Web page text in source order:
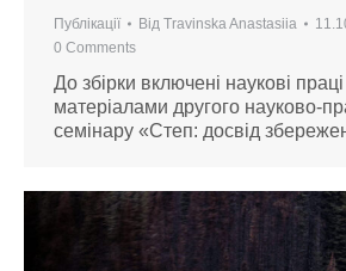
Публікації Від Travinska Anastasiia
0 Comments
До збірки включені наукові
матеріалами другого науково-
семінару «Степ: досвід